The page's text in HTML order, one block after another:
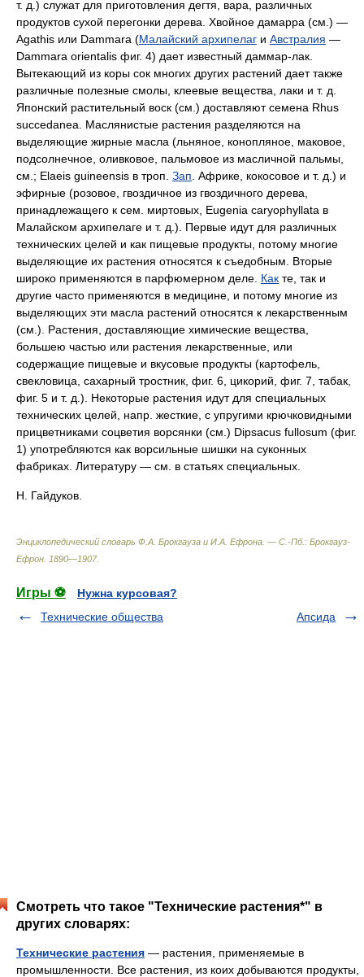
т. д.) служат для приготовления дегтя, вара, различных
продуктов сухой перегонки дерева. Хвойное дамарра (см.) —
Agathis или Dammara (Малайский архипелаг и Австралия —
Dammara orientalis фиг. 4) дает известный даммар-лак.
Вытекающий из коры сок многих других растений дает также
различные полезные смолы, клеевые вещества, лаки и т. д.
Японский растительный воск (см.) доставляют семена Rhus
succedanea. Маслянистые растения разделяются на
выделяющие жирные масла (льняное, конопляное, маковое,
подсолнечное, оливковое, пальмовое из масличной пальмы,
см.; Elaeis guineensis в троп. Зап . Африке, кокосовое и т. д.) и
эфирные (розовое, гвоздичное из гвоздичного дерева,
принадлежащего к сем. миртовых, Eugenia caryophyllata в
Малайском архипелаге и т. д.). Первые идут для различных
технических целей и как пищевые продукты, потому многие
выделяющие их растения относятся к съедобным. Вторые
широко применяются в парфюмерном деле. Как те, так и
другие часто применяются в медицине, и потому многие из
выделяющих эти масла растений относятся к лекарственным
(см.). Растения, доставляющие химические вещества,
большею частью или растения лекарственные, или
содержащие пищевые и вкусовые продукты (картофель,
свекловица, сахарный тростник, фиг. 6, цикорий, фиг. 7, табак,
фиг. 5 и т. д.). Некоторые растения идут для специальных
технических целей, напр. жесткие, с упругими крючковидными
прицветниками соцветия ворсянки (см.) Dipsacus fullosum (фиг.
1) употребляются как ворсильные шишки на суконных
фабриках. Литературу — см. в статьях специальных.
Н. Гайдуков.
Энциклопедический словарь Ф.А. Брокгауза и И.А. Ефрона. — С.-Пб.: Брокгауз-
Ефрон 1890—1907.
Игры ⚽
Нужна курсовая?
Технические общества
Апсида
Смотреть что такое "Технические растения*" в
других словарях:
Технические растения — растения, применяемые в
промышленности. Все растения, из коих добываются продукты,